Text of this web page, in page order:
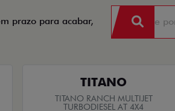
prazo para acabar,
TITANO
TITANO RANCH MULTIJET
TURBODIESEL AT 4X4